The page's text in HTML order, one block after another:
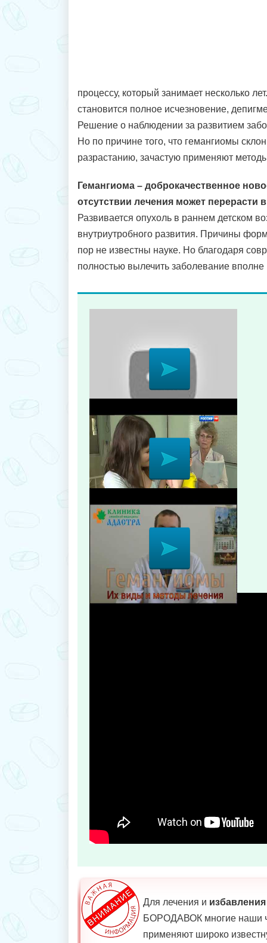
процессу, который занимает несколько
становится полное исчезновение,
Решение о наблюдении за развитием
Но по причине того, что гемангиомы
разрастанию, зачастую применяют
Гемангиома – доброкачественное
отсутствии лечения может перерасти
Развивается опухоль в раннем детском
внутриутробного развития. Причины
пор не известны науке. Но благодаря
полностью вылечить заболевание
Для лечения и избавления
БОРОДАВОК многие наши
применяют широко